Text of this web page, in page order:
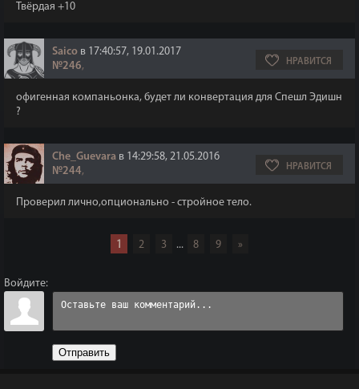
Твёрдая +10
Saico в 17:40:57, 19.01.2017
№246, НРАВИТСЯ
офигенная компаньонка, будет ли конвертация для Спешл Эдишн
?
Che_Guevara в 14:29:58, 21.05.2016
№244, НРАВИТСЯ
Проверил лично,опционально - стройное тело.
1 2 3 ... 8 9 »
Войдите:
Отправить